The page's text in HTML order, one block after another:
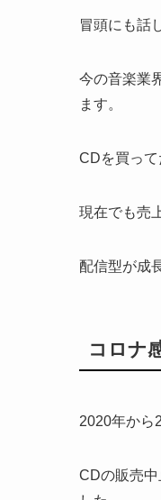
冒頭にも話
今の音楽業
ます。
CDを買って
現在でも売
配信型が成
コロナ
2020年から
CDの販売